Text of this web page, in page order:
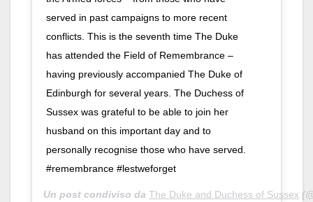
served in past campaigns to more recent
conflicts. This is the seventh time The Duke
has attended the Field of Remembrance –
having previously accompanied The Duke of
Edinburgh for several years. The Duchess of
Sussex was grateful to be able to join her
husband on this important day and to
personally recognise those who have served.
#remembrance #lestweforget
Un post condiviso da The Duke and Duchess of Sussex